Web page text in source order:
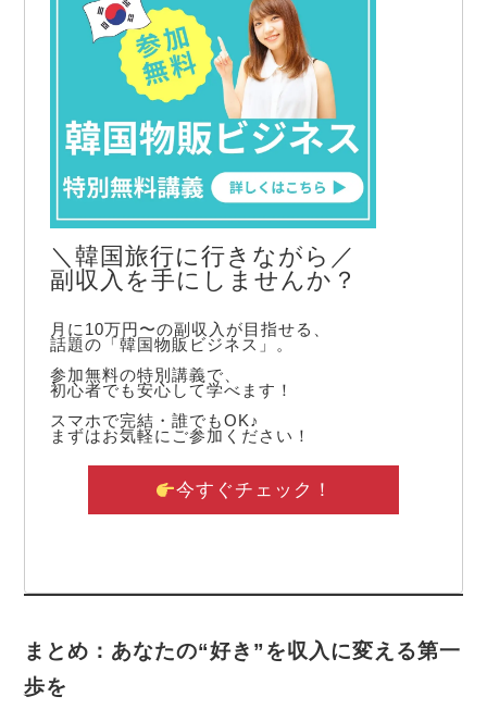
＼韓国旅行に行きながら／
副収入を手にしませんか？
月に10万円〜の副収入が目指せる、
話題の「韓国物販ビジネス」。
参加無料の特別講義で、
初心者でも安心して学べます！
スマホで完結・誰でもOK♪
まずはお気軽にご参加ください！
今すぐチェック！
まとめ：あなたの“好き”を収入に変える第一
歩を